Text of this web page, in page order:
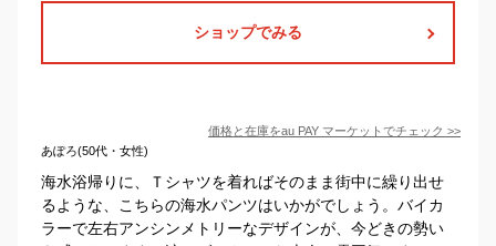
ショップでみる
価格と在庫をau PAY マーケット でチェック >>
あぽろ(50代・女性)
海水浴帰りに、Ｔシャツを着ればそのまま街中に繰り出せ
るような、こちらの海水パンツはいかがでしょう。バイカ
ラーで左右アンシンメトリーなデザインが、今どきの勢い